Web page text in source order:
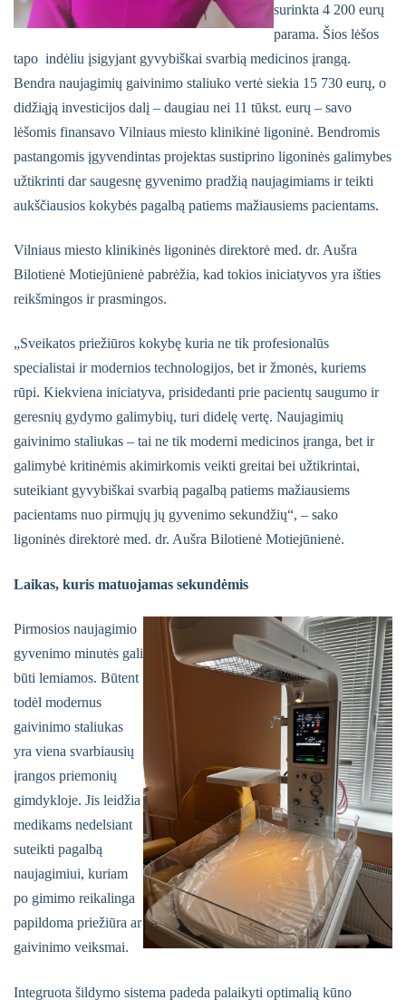
surinkta 4 200 eurų
parama. Šios lėšos
tapo indėliu įsigyjant gyvybiškai svarbią medicinos įrangą.
Bendra naujagimių gaivinimo staliuko vertė siekia 15 730 eurų, o
didžiąją investicijos dalį – daugiau nei 11 tūkst. eurų – savo
lėšomis finansavo Vilniaus miesto klinikinė ligoninė. Bendromis
pastangomis įgyvendintas projektas sustiprino ligoninės galimybes
užtikrinti dar saugesnę gyvenimo pradžią naujagimiams ir teikti
aukščiausios kokybės pagalbą patiems mažiausiems pacientams.
Vilniaus miesto klinikinės ligoninės direktorė med. dr. Aušra
Bilotienė Motiejūnienė pabrėžia, kad tokios iniciatyvos yra išties
reikšmingos ir prasmingos.
„Sveikatos priežiūros kokybę kuria ne tik profesionalūs
specialistai ir modernios technologijos, bet ir žmonės, kuriems
rūpi. Kiekviena iniciatyva, prisidedanti prie pacientų saugumo ir
geresnių gydymo galimybių, turi didelę vertę. Naujagimių
gaivinimo staliukas – tai ne tik moderni medicinos įranga, bet ir
galimybė kritinėmis akimirkomis veikti greitai bei užtikrintai,
suteikiant gyvybiškai svarbią pagalbą patiems mažiausiems
pacientams nuo pirmųjų jų gyvenimo sekundžių“, – sako
ligoninės direktorė med. dr. Aušra Bilotienė Motiejūnienė.
Laikas, kuris matuojamas sekundėmis
Pirmosios naujagimio
gyvenimo minutės gali
būti lemiamos. Būtent
todėl modernus
gaivinimo staliukas
yra viena svarbiausių
įrangos priemonių
gimdykloje. Jis leidžia
medikams nedelsiant
suteikti pagalbą
naujagimiui, kuriam
po gimimo reikalinga
papildoma priežiūra ar
gaivinimo veiksmai.
Integruota šildymo sistema padeda palaikyti optimalią kūno